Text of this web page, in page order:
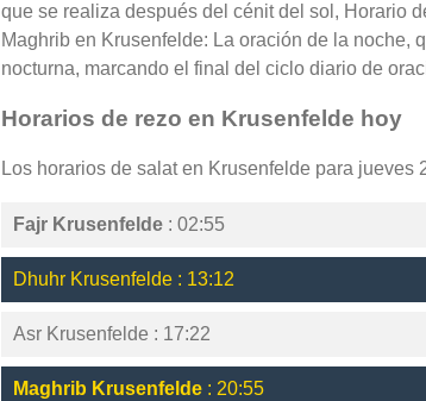
que se realiza después del cénit del sol, Horario
Maghrib en Krusenfelde: La oración de la noche,
nocturna, marcando el final del ciclo diario de
Horarios de rezo en Krusenfelde hoy
Los horarios de salat en Krusenfelde para jueves
Fajr Krusenfelde : 02:55
Dhuhr Krusenfelde : 13:12
Asr Krusenfelde : 17:22
Maghrib Krusenfelde : 20:55